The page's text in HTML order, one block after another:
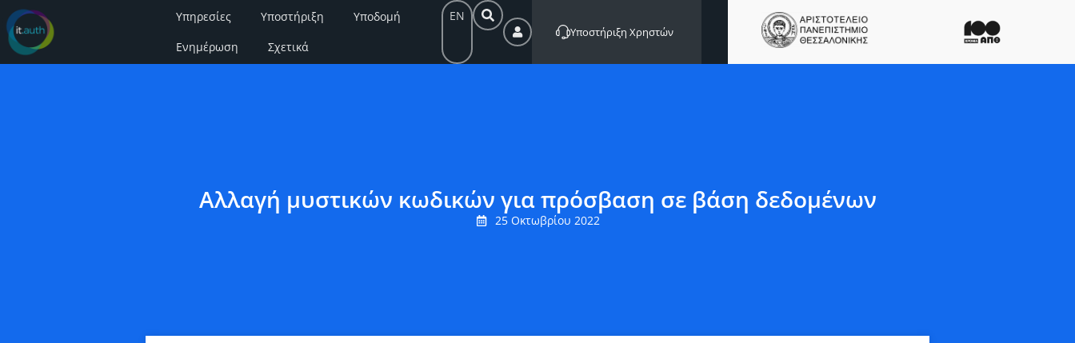
Υπηρεσίες Υποστήριξη
Υποδομή
Ενημέρωση
Σχετικά
EN
Υποστήριξη Χρηστών
Αλλαγή μυστικών κωδικών για πρόσβαση σε βάση δεδομένων
25 Οκτωβρίου 2022